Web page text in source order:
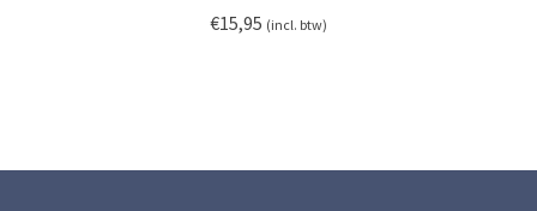
€15,95 (incl. btw)